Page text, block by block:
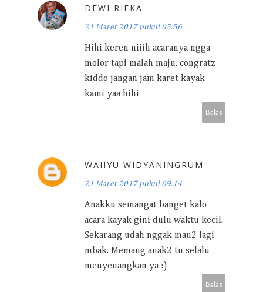
DEWI RIEKA
21 Maret 2017 pukul 05.56
Hihi keren niiih acaranya ngga
molor tapi malah maju, congratz
kiddo jangan jam karet kayak
kami yaa hihi
Balas
WAHYU WIDYANINGRUM
21 Maret 2017 pukul 09.14
Anakku semangat banget kalo
acara kayak gini dulu waktu kecil.
Sekarang udah nggak mau2 lagi
mbak. Memang anak2 tu selalu
menyenangkan ya :)
Balas